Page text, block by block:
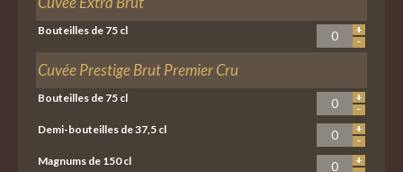
Bouteilles de 75 cl
Cuvée Prestige Brut Premier Cru
Bouteilles de 75 cl
Demi-bouteilles de 37,5 cl
Magnums de 150 cl